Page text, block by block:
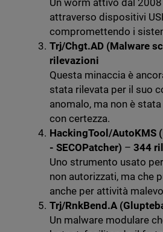
Un worm attivo dal
attraverso dispositivi
compromettendo i
Trj/Chgt.AD (Malware
rilevazioni
Questa minaccia è
stata rilevata per il suo
anomalo, ma non è
con certezza.
HackingTool/AutoKMS
- SECOPatcher) – 344
Uno strumento usato
non autorizzati, ma che
anche per attività
Trj/RnkBend.A
Un malware modulare